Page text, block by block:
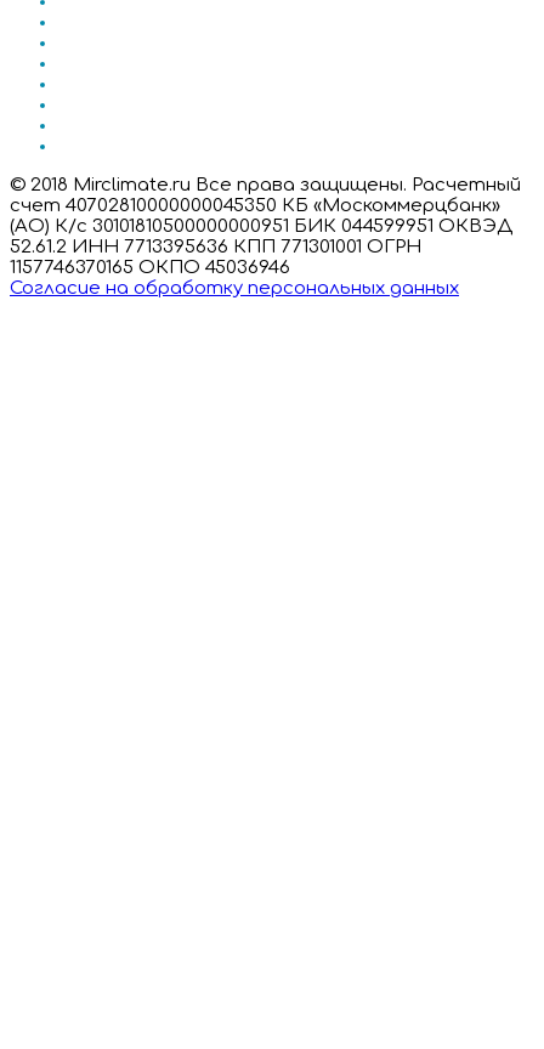
© 2018 Mirclimate.ru Все права защищены. Расчетный
счет 40702810000000045350 КБ «Москоммерцбанк»
(АО) К/с 30101810500000000951 БИК 044599951 ОКВЭД
52.61.2 ИНН 7713395636 КПП 771301001 ОГРН
1157746370165 ОКПО 45036946
Согласие на обработку персональных данных